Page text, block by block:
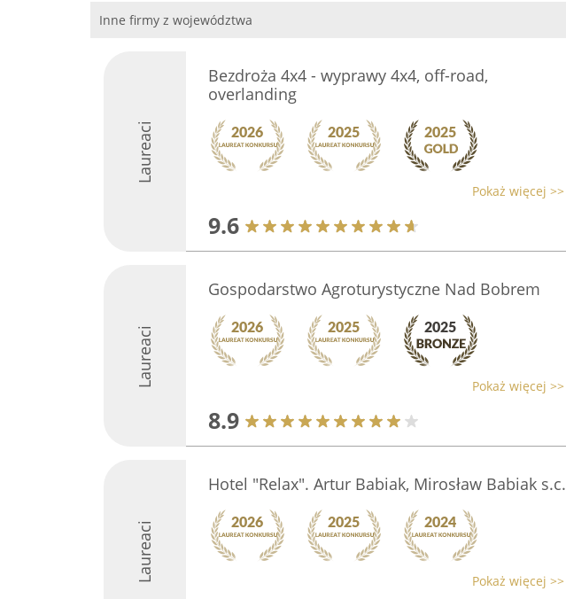
Inne firmy z województwa
Laureaci
Bezdroża 4x4 - wyprawy 4x4, off-road,
overlanding
Pokaż więcej >>
9.6
Laureaci
Gospodarstwo Agroturystyczne Nad Bobrem
Pokaż więcej >>
8.9
Laureaci
Hotel "Relax". Artur Babiak, Mirosław Babiak s.c.
Pokaż więcej >>